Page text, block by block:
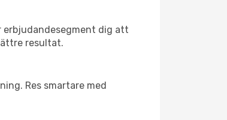
erbjudandesegment dig att
resultat.
Res smartare med